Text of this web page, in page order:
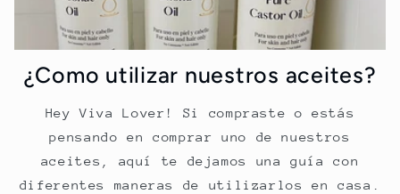
¿Como utilizar nuestros aceites?
Hey Viva Lover! Si compraste o estás
pensando en comprar uno de nuestros
aceites, aquí te dejamos una guía con
diferentes maneras de utilizarlos en casa.